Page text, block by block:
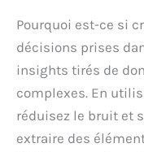
Pourquoi est-ce si
décisions prises
insights tirés de
complexes. En
réduisez le bruit et
extraire des